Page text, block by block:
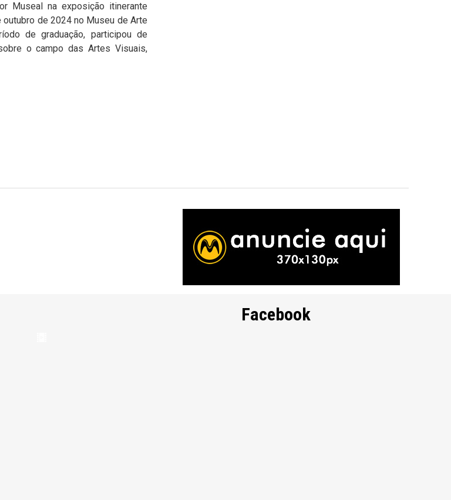
Museal na exposição itinerante
de 2024 no Museu de Arte
de graduação, participou de
o campo das Artes Visuais,
Facebook